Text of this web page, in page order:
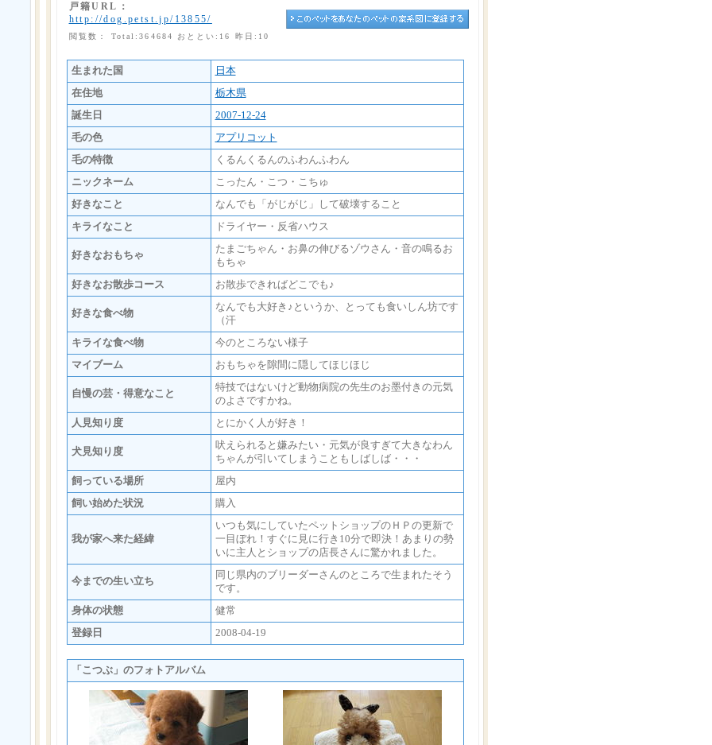
戸籍URL：
http://dog.petst.jp/13855/
閲覧数： Total:364684 おととい:16 昨日:10
生まれた国
日本
在住地
栃木県
誕生日
2007-12-24
毛の色
アプリコット
毛の特徴
くるんくるんのふわんふわん
ニックネーム
こったん・こつ・こちゅ
好きなこと
なんでも「がじがじ」して破壊すること
キライなこと
ドライヤー・反省ハウス
好きなおもちゃ
たまごちゃん・お鼻の伸びるゾウさん・音の鳴るお
もちゃ
好きなお散歩コース
お散歩できればどこでも♪
好きな食べ物
なんでも大好き♪というか、とっても食いしん坊です
（汗
キライな食べ物
今のところない様子
マイブーム
おもちゃを隙間に隠してほじほじ
自慢の芸・得意なこと
特技ではないけど動物病院の先生のお墨付きの元気
のよさですかね。
人見知り度
とにかく人が好き！
犬見知り度
吠えられると嫌みたい・元気が良すぎて大きなわん
ちゃんが引いてしまうこともしばしば・・・
飼っている場所
屋内
飼い始めた状況
購入
我が家へ来た経緯
いつも気にしていたペットショップのＨＰの更新で
一目ぼれ！すぐに見に行き10分で即決！あまりの勢
いに主人とショップの店長さんに驚かれました。
今までの生い立ち
同じ県内のブリーダーさんのところで生まれたそう
です。
身体の状態
健常
登録日
2008-04-19
「こつぶ」のフォトアルバム